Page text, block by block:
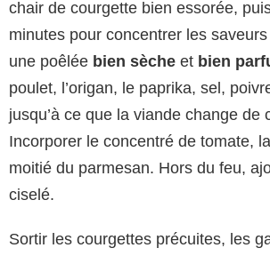
chair de courgette bien essorée,
minutes pour concentrer les
une poêlée bien sèche et bien
poulet, l’origan, le paprika, sel,
jusqu’à ce que la viande change de
Incorporer le concentré de tomate,
moitié du parmesan. Hors du feu,
ciselé.
Sortir les courgettes précuites, les